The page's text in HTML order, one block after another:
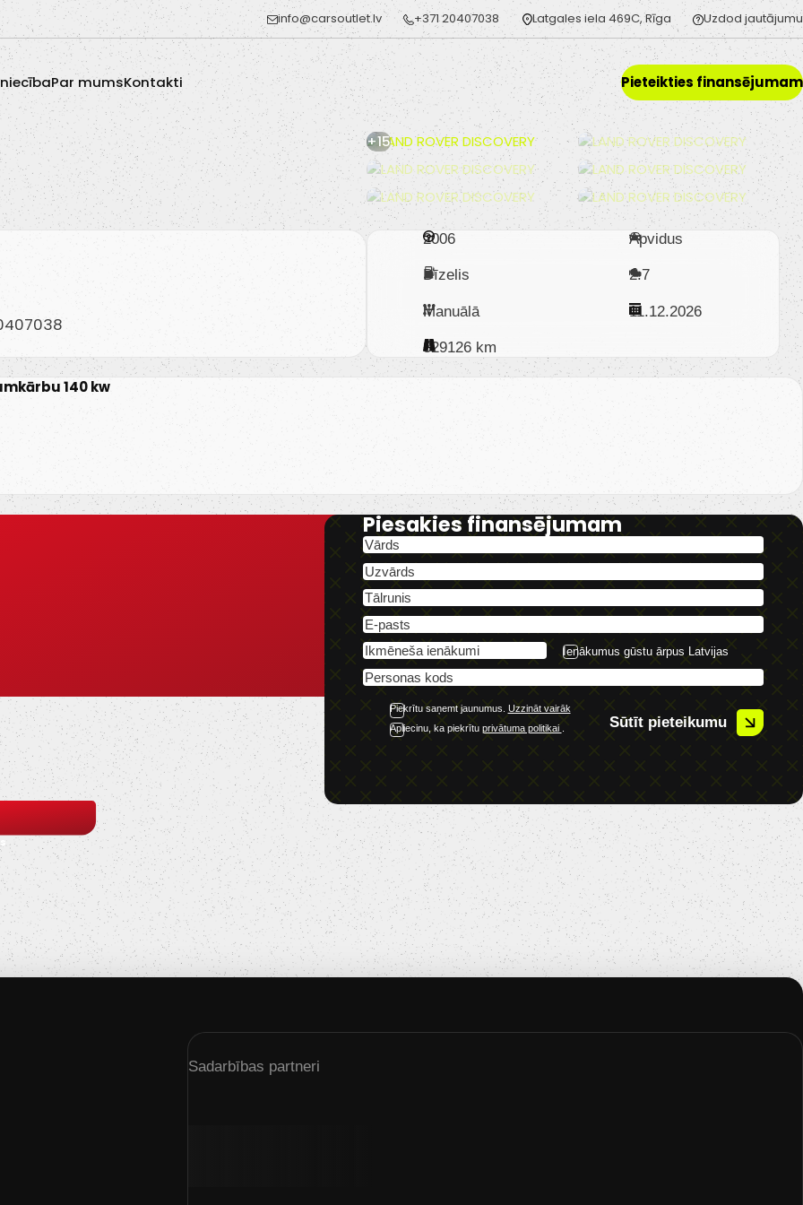
info@carsoutlet.lv +371 20407038 Latgales iela 469C, Rīga Uzdod jautājumu
Par mumsKontakti Pieteikties finansējumam
+15
2006 Apvidus
Dīzelis 2.7
Manuālā 11.12.2026
329126 km
140 kw
Piesakies finansējumam
Ienākumus gūstu ārpus Latvijas
Piekrītu saņemt jaunumus. Uzzināt vairāk
Apliecinu, ka piekrītu privātuma politikai Sūtīt pieteikumu
Sadarbības partneri